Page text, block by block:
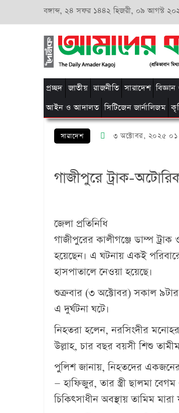
বঙ্গাব্দ, ২৪ সফর ১৪৪২ হিজরী, ০৯ আগস্ট
প্রচ্ছদ জাতীয় রাজনীতি সারাদেশ
আইন ও আদালত সিটিজেন জার্নালিজম
সারাদেশ ৩ অক্টোবর, ২০২৫
গাজীপুরে ট্রাক-
জেলা প্রতিনিধি
গাজীপুরের কালীগঞ্জে ডাম্প
হয়েছেন। এ ঘটনায় একই
হাসপাতালে নেওয়া হয়েছে।
শুক্রবার (৩ অক্টোবর) সকাল
এ দুর্ঘটনা ঘটে।
নিহতরা হলেন, নরসিংদীর
উল্লাহ, চার বছর বয়সী শিশু
পুলিশ জানায়, নিহতদের
— হাফিজুর, তার স্ত্রী ছালমা
চিকিৎসাধীন অবস্থায় তামিম মারা